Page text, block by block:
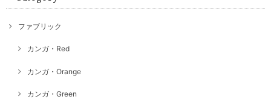
ファブリック
カンガ・Red
カンガ・Orange
カンガ・Green